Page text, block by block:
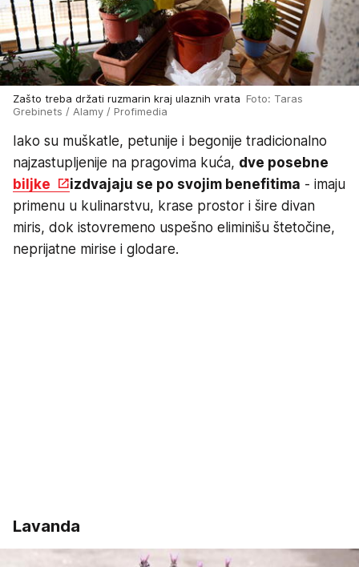
Zašto treba držati ruzmarin kraj ulaznih vrata Foto: Taras
Grebinets / Alamy / Profimedia
Iako su muškatle, petunije i begonije tradicionalno
najzastupljenije na pragovima kuća, dve posebne
biljke
izdvajaju se po svojim benefitima - imaju
primenu u kulinarstvu, krase prostor i šire divan
miris, dok istovremeno uspešno eliminišu štetočine,
neprijatne mirise i glodare.
Lavanda